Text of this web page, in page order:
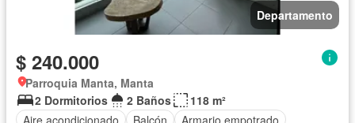
Departamento
$ 240.000
Parroquia Manta, Manta
2 Dormitorios
2 Baños
118 m²
Aire acondicionado
Balcón Armario empotrado